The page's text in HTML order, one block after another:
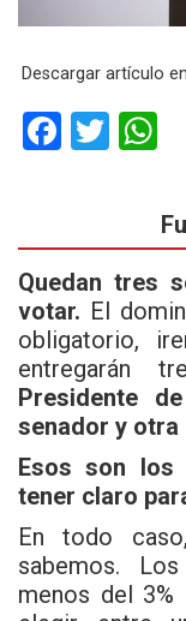
Descargar artículo
F
b
o
o
k
T
er s
A
p
p
Quedan tres
votar. El
obligatorio,
entregarán
Presidente
senador y otra
Esos son los
tener claro
En todo
sabemos.
menos del